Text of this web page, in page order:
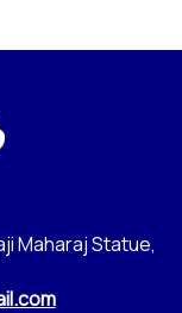
Maharaj Statue,